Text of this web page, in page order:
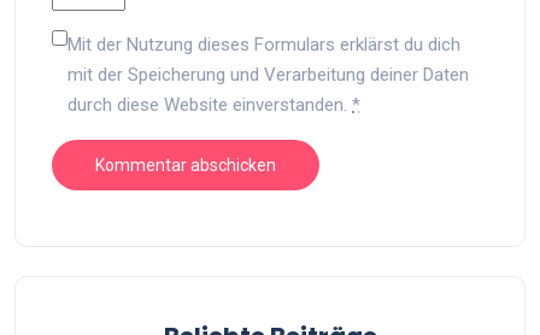
Mit der Nutzung dieses Formulars erklärst du dich
mit der Speicherung und Verarbeitung deiner Daten
durch diese Website einverstanden. *